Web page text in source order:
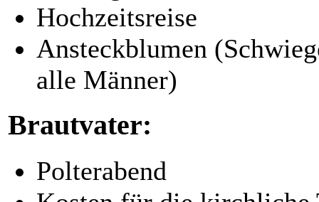
Hochzeitsreise
Ansteckblumen
alle Männer)
Brautvater:
Polterabend